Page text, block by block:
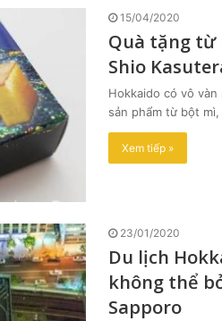
15/04/2020
Quà tặng từ
Shio
Hokkaido có vô
sản phẩm từ bột
Xem tiếp »
23/01/2020
Du lịch
không thể
Sapporo